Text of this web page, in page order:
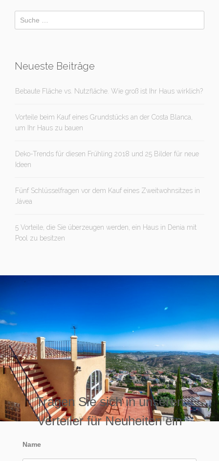
Neueste Beiträge
Bebaute Fläche vs. Nutzfläche. Wie groß ist Ihr Haus wirklich?
Vorteile beim Kauf eines Grundstücks an der Costa Blanca,
um Ihr Haus zu bauen
Deko-Trends für diesen Frühling 2018 und 25 Bilder für neue
Ideen
Fünf Schlüsselfragen vor dem Kauf eines Zweitwohnsitzes in
Jávea
5 Vorteile, die Sie überzeugen werden, ein Haus in Denia mit
Pool zu besitzen
Tragen Sie sich in unseren
Verteiler für Neuheiten ein
Name